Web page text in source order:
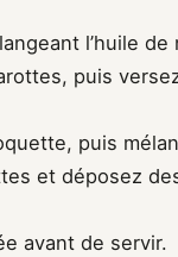
l’huile
puis
puis
et déposez
avant de servir.